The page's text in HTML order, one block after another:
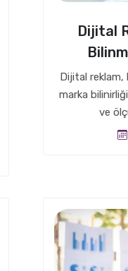
Dijital
Dijital
marka
ve